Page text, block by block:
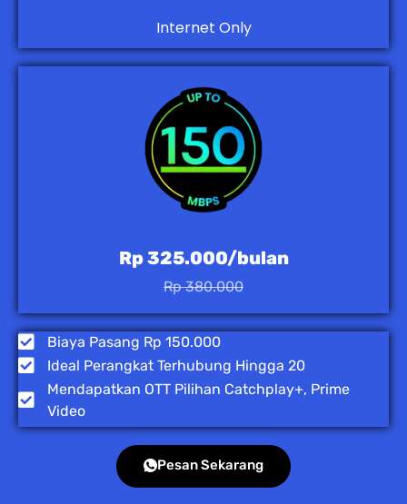
Internet Only
Rp 325.000/bulan
Rp 380.000
Biaya Pasang Rp 150.000
Ideal Perangkat Terhubung Hingga 20
Mendapatkan OTT Pilihan Catchplay+, Prime
Video
Pesan Sekarang